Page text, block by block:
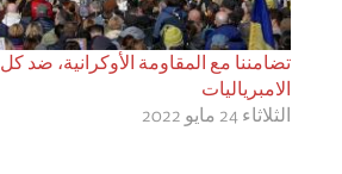
تضامننا مع المقاومة الأوكرانية، ضد كل
الامبرياليات
الثلاثاء 24 مايو 2022